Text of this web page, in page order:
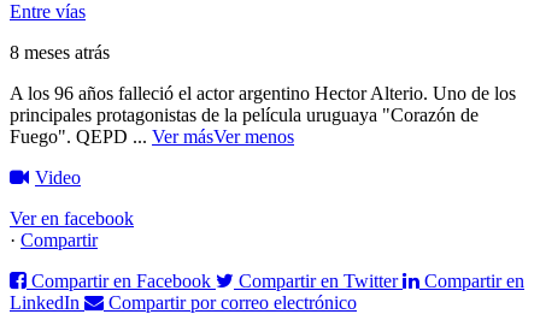
Entre vías
8 meses atrás
A los 96 años falleció el actor argentino Hector Alterio. Uno de los
principales protagonistas de la película uruguaya "Corazón de
Fuego". QEPD ... Ver másVer menos
Video
Ver en facebook
· Compartir
Compartir en Facebook
Compartir en Twitter
Compartir en
LinkedIn
Compartir por correo electrónico